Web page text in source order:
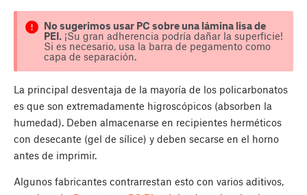
No sugerimos usar PC sobre una lámina lisa de
PEI.¡Su gran adherencia podría dañar la superficie!
Si es necesario, usa la barra de pegamento como
capa de separación.
La principal desventaja de la mayoría de los policarbonatos
es que son extremadamente higroscópicos (absorben la
humedad). Deben almacenarse en recipientes herméticos
con desecante (gel de sílice) y deben secarse en el horno
antes de imprimir.
Algunos fabricantes contrarrestan esto con varios aditivos,